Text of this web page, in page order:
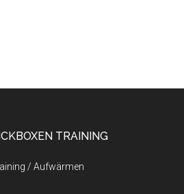
TRAINING
/ Aufwärmen